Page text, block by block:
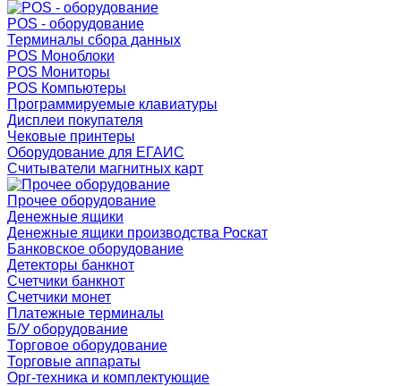
POS - оборудование
Терминалы сбора данных
POS Моноблоки
POS Мониторы
POS Компьютеры
Программируемые клавиатуры
Дисплеи покупателя
Чековые принтеры
Оборудование для ЕГАИС
Считыватели магнитных карт
Прочее оборудование
Денежные ящики
Денежные ящики производства Роскат
Банковское оборудование
Детекторы банкнот
Счетчики банкнот
Счетчики монет
Платежные терминалы
Б/У оборудование
Торговое оборудование
Торговые аппараты
Орг-техника и комплектующие